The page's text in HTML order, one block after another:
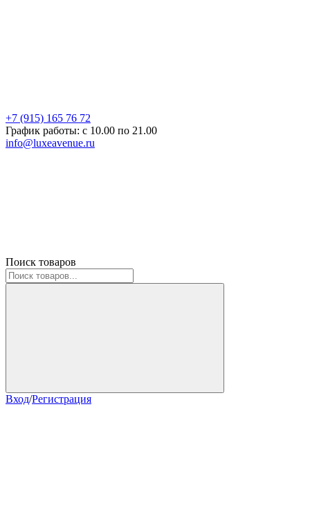
+7 (915) 165 76 72
График работы: c 10.00 по 21.00
info@luxeavenue.ru
Поиск товаров
Вход/Регистрация